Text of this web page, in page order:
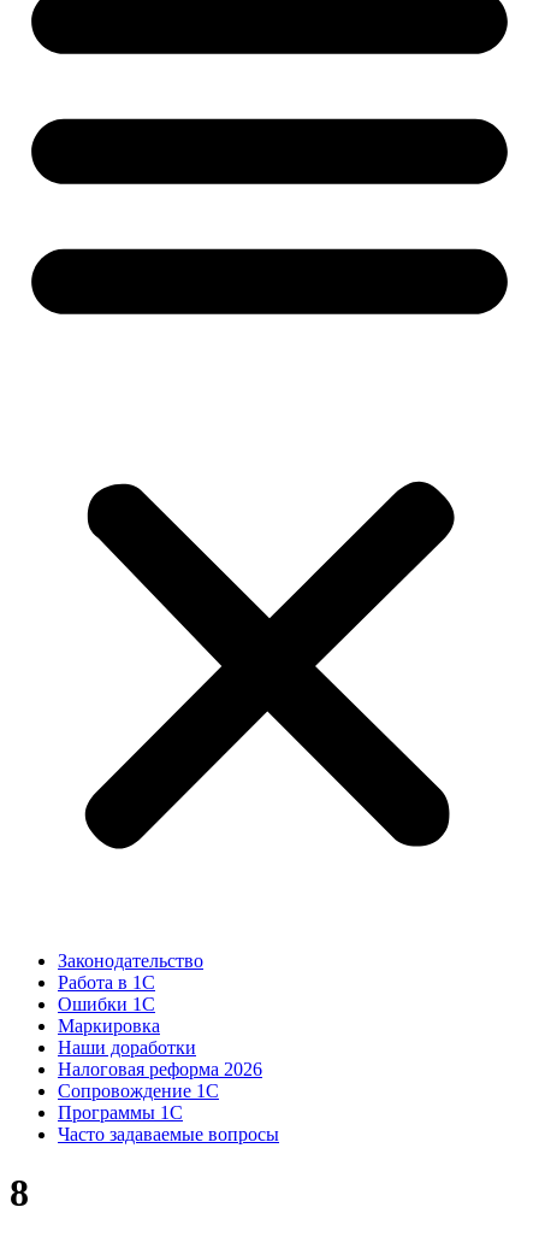
Законодательство
Работа в 1С
Ошибки 1С
Маркировка
Наши доработки
Налоговая реформа 2026
Сопровождение 1С
Программы 1С
Часто задаваемые вопросы
8